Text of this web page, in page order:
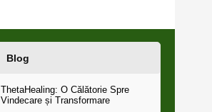
Blog
ThetaHealing: O Călătorie Spre
Vindecare și Transformare